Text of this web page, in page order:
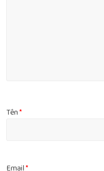
Tên*
Email*